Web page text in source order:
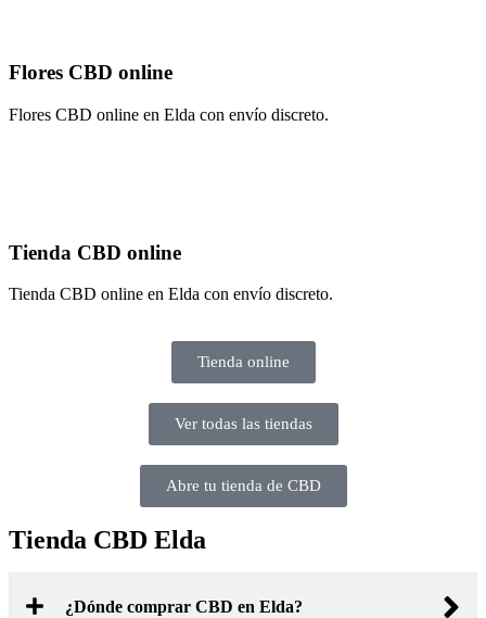
Flores CBD online
Flores CBD online en Elda con envío discreto.
Tienda CBD online
Tienda CBD online en Elda con envío discreto.
Tienda online
Ver todas las tiendas
Abre tu tienda de CBD
Tienda CBD Elda
¿Dónde comprar CBD en Elda?